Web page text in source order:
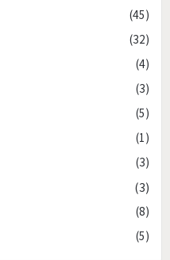
(45)
(32)
(4)
(3)
(5)
(1)
(3)
(3)
(8)
(5)